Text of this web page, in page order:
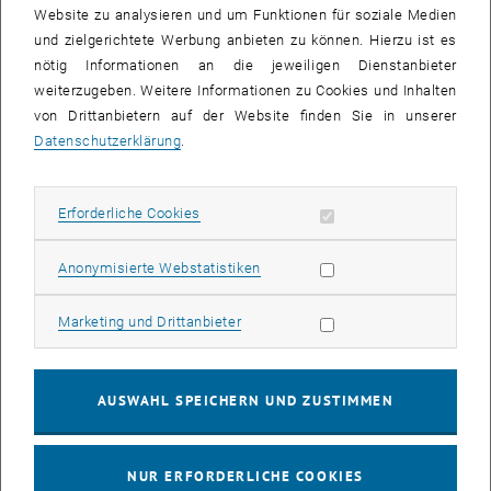
Area Leader
Dr. Noelia Barrabés
Institut für Materialchemie
Getreidemarkt 9/165
Austria
noelia.rabanal@tuwien.ac.at
, öffnet eine externe URL in einem neuen Fenster
, öffnet eine externe URL in einem neuen Fenster
Website zu analysieren und um Funktionen für soziale Medien
und zielgerichtete Werbung anbieten zu können. Hierzu ist es
nötig Informationen an die jeweiligen Dienstanbieter
weiterzugeben. Weitere Informationen zu Cookies und Inhalten
von Drittanbietern auf der Website finden Sie in unserer
Datenschutzerklärung
Erforderliche Cookies Erforderliche Cookies zulassen
Anonymisierte WebstatistikenStatistik Cookies zulassen
Marketing und DrittanbieterMarketing Cookies zulassen
AUSWAHL SPEICHERN UND ZUSTIMMEN
NUR ERFORDERLICHE COOKIES